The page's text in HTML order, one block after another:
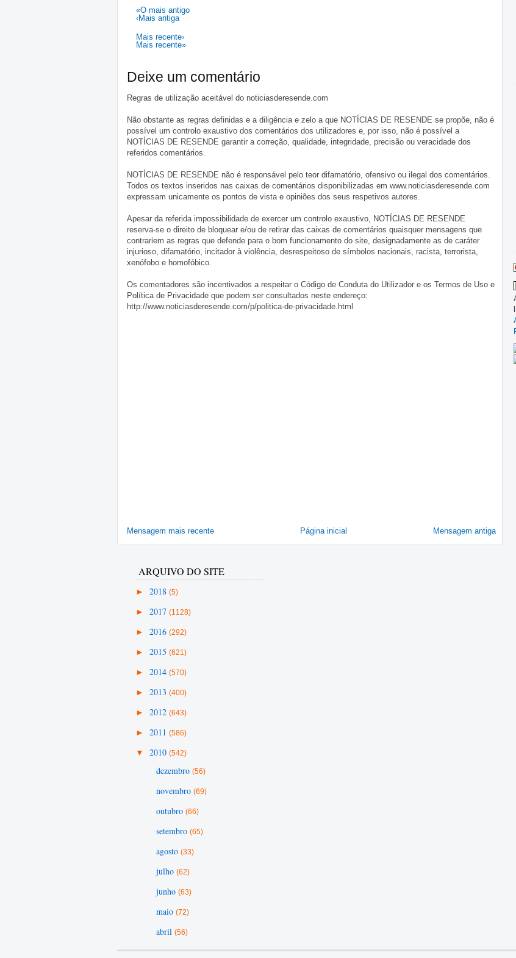
«O mais antigo
‹Mais antiga
Mais recente›
Mais recente»
Deixe um comentário
Regras de utilização aceitável do noticiasderesende.com
Não obstante as regras definidas e a diligência e zelo a que NOTÍCIAS DE RESENDE se propõe, não é
possível um controlo exaustivo dos comentários dos utilizadores e, por isso, não é possível a
NOTÍCIAS DE RESENDE garantir a correção, qualidade, integridade, precisão ou veracidade dos
referidos comentários.
NOTÍCIAS DE RESENDE não é responsável pelo teor difamatório, ofensivo ou ilegal dos comentários.
Todos os textos inseridos nas caixas de comentários disponibilizadas em www.noticiasderesende.com
expressam unicamente os pontos de vista e opiniões dos seus respetivos autores.
Apesar da referida impossibilidade de exercer um controlo exaustivo, NOTÍCIAS DE RESENDE
reserva-se o direito de bloquear e/ou de retirar das caixas de comentários quaisquer mensagens que
contrariem as regras que defende para o bom funcionamento do site, designadamente as de caráter
injurioso, difamatório, incitador à violência, desrespeitoso de símbolos nacionais, racista, terrorista,
xenófobo e homofóbico.
Os comentadores são incentivados a respeitar o Código de Conduta do Utilizador e os Termos de Uso e
Política de Privacidade que podem ser consultados neste endereço:
http://www.noticiasderesende.com/p/politica-de-privacidade.html
Mensagem mais recente Mensagem antiga
Página inicial
ARQUIVO DO SITE
► 2018 (5)
► 2017 (1128)
► 2016 (292)
► 2015 (621)
► 2014 (570)
► 2013 (400)
► 2012 (643)
► 2011 (586)
▼ 2010 (542)
dezembro (56)
novembro (69)
outubro (66)
setembro (65)
agosto (33)
julho (62)
junho (63)
maio (72)
abril (56)